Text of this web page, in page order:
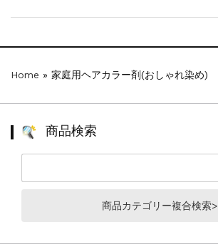
Home » 家庭用ヘアカラー剤(おしゃれ染め)
商品検索
商品カテゴリー複合検索>